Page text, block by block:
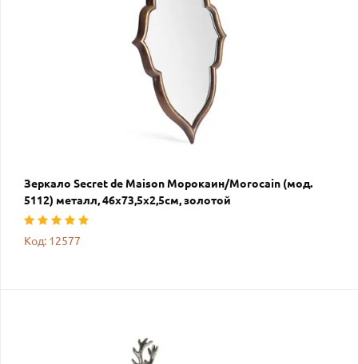
Зеркало Secret de Maison Морокаин/Morocain (мод.
5112) металл, 46х73,5х2,5см, золотой
Код: 12577